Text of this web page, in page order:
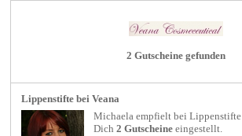
2 Gutscheine gefunden
Lippenstifte bei Veana
Michaela empfielt beiLippenstifte
Dich2 Gutscheine eingestellt.